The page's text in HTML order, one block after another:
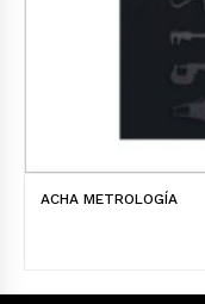
ACHA METROLOGÍA